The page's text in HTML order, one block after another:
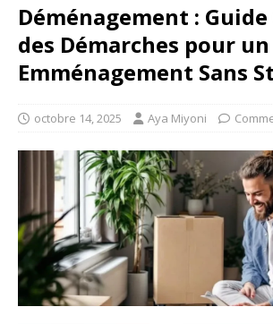
Déménagement :
des Démarches pour un
Emménagement Sans
octobre 14, 2025 Aya Miyoni